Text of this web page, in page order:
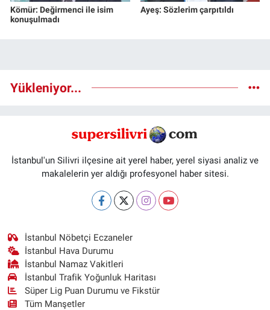
Kömür: Değirmenci ile isim
konuşulmadı
Ayeş: Sözlerim çarpıtıldı
Yükleniyor...
İstanbul'un Silivri ilçesine ait yerel haber, yerel siyasi analiz ve
makalelerin yer aldığı profesyonel haber sitesi.
İstanbul Nöbetçi Eczaneler
İstanbul Hava Durumu
İstanbul Namaz Vakitleri
İstanbul Trafik Yoğunluk Haritası
Süper Lig Puan Durumu ve Fikstür
Tüm Manşetler